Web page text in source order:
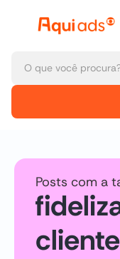
Posts com a